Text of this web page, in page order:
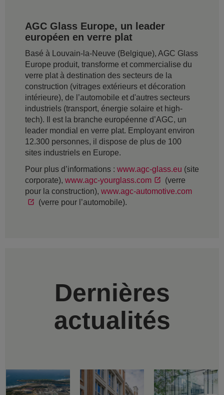
AGC Glass Europe, un leader
européen en verre plat
Basé à Louvain-la-Neuve (Belgique), AGC Glass
Europe produit, transforme et commercialise du
verre plat à destination des secteurs de la
construction (vitrages extérieurs et décoration
intérieure), de l’automobile et d'autres secteurs
industriels (transport, énergie solaire et high-
tech). Il est la branche européenne d’AGC, un
leader mondial en verre plat. Employant environ
12.300 personnes, il dispose de plus de 100
sites industriels en Europe.
Pour plus d’informations : www.agc-glass.eu (site
corporate), www.agc-yourglass.com
(verre
pour la construction), www.agc-automotive.com
(verre pour l’automobile).
Dernières
actualités